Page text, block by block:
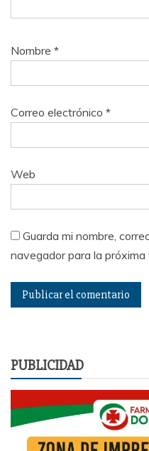
Nombre *
Correo electrónico *
Web
Guarda mi nombre,
navegador para la próxima
PUBLICIDAD